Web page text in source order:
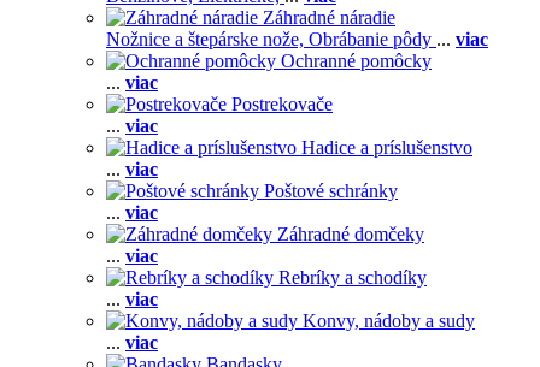
Záhradné náradie
Nožnice a štepárske nože, Obrábanie pôdy ... viac
Ochranné pomôcky
... viac
Postrekovače
... viac
Hadice a príslušenstvo
... viac
Poštové schránky
... viac
Záhradné domčeky
... viac
Rebríky a schodíky
... viac
Konvy, nádoby a sudy
... viac